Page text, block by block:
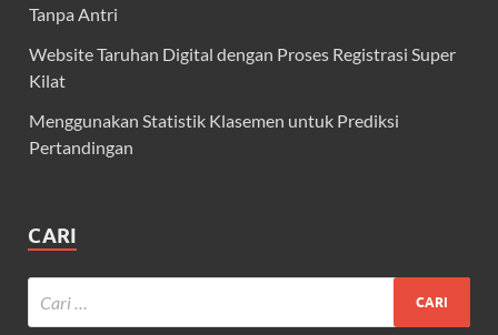
Tanpa Antri
Website Taruhan Digital dengan Proses Registrasi Super
Kilat
Menggunakan Statistik Klasemen untuk Prediksi
Pertandingan
CARI